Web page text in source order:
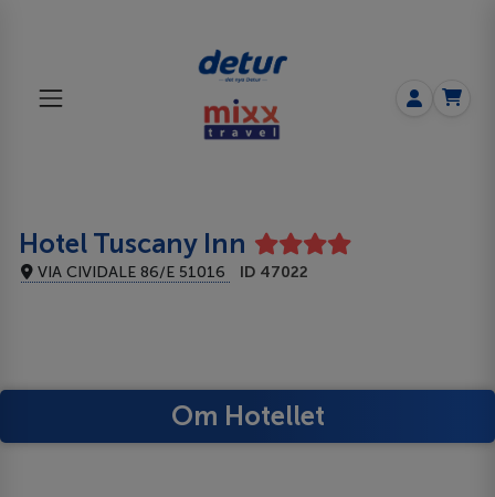
Hotel Tuscany Inn
VIA CIVIDALE 86/E 51016 ID 47022
Om Hotellet